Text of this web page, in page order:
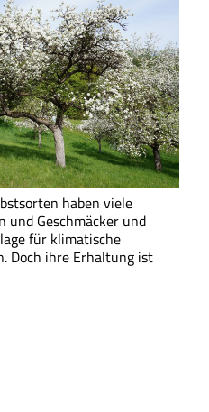
haben viele
und Geschmäcker und
für klimatische
Doch ihre Erhaltung ist